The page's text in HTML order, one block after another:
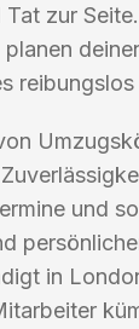
zur
und
in